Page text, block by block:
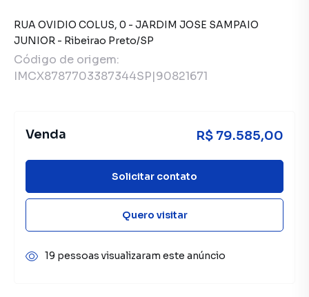
RUA OVIDIO COLUS, 0 - JARDIM JOSE SAMPAIO
JUNIOR - Ribeirao Preto/SP
Código de origem:
IMCX8787703387344SP|90821671
Venda R$ 79.585,00
Solicitar contato
Quero visitar
19 pessoas visualizaram este anúncio